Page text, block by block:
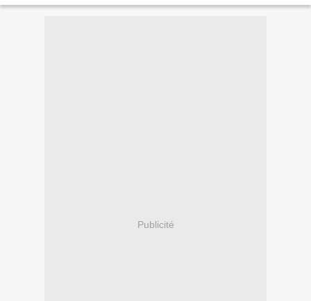
Publicité